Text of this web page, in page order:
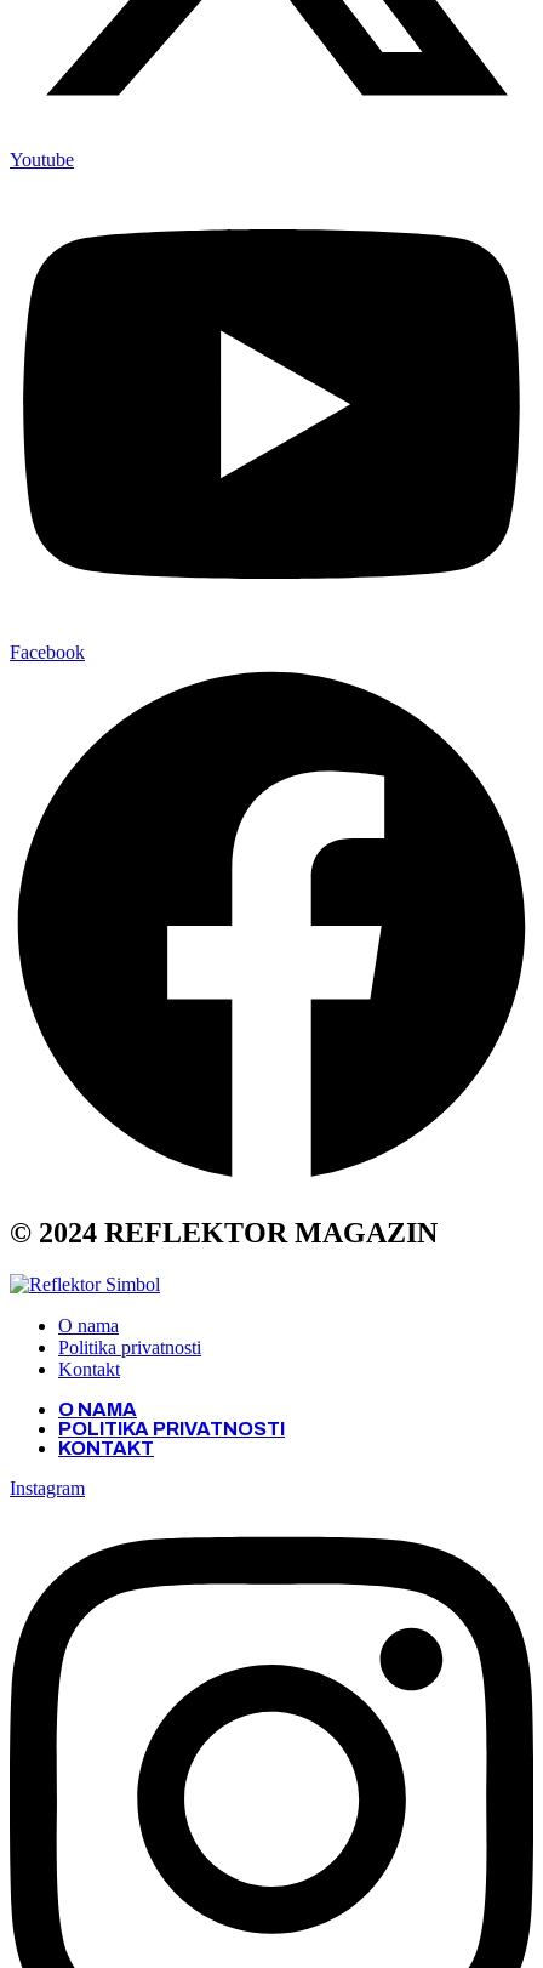
Youtube
Facebook
© 2024 REFLEKTOR MAGAZIN
O nama
Politika privatnosti
Kontakt
O NAMA
POLITIKA PRIVATNOSTI
KONTAKT
Instagram